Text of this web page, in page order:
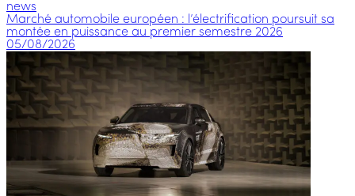
news
Marché automobile européen : l’électrification poursuit sa
montée en puissance au premier semestre 2026
05/08/2026